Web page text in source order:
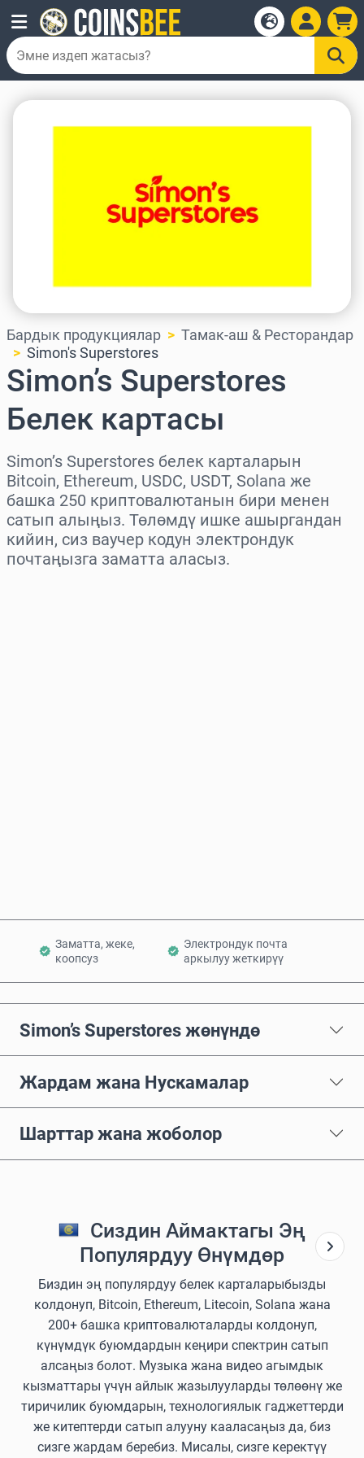
Бардык продукциялар
Тамак-аш & Ресторандар
Simon's Superstores
Simon’s Superstores
Белек картасы
Simon’s Superstores белек карталарын
Bitcoin, Ethereum, USDC, USDT, Solana же
башка 250 криптовалютанын бири менен
сатып алыңыз. Төлөмдү ишке ашыргандан
кийин, сиз ваучер кодун электрондук
почтаңызга заматта аласыз.
Заматта, жеке,
коопсуз
Электрондук почта
аркылуу жеткирүү
Simon’s Superstores жөнүндө
Жардам жана Нускамалар
Шарттар жана жоболор
Сиздин Аймактагы Эң
Популярдуу Өнүмдөр
Биздин эң популярдуу белек карталарыбызды
колдонуп, Bitcoin, Ethereum, Litecoin, Solana жана
200+ башка криптовалюталарды колдонуп,
күнүмдүк буюмдардын кеңири спектрин сатып
алсаңыз болот. Музыка жана видео агымдык
кызматтары үчүн айлык жазылууларды төлөөнү же
тиричилик буюмдарын, технологиялык гаджеттерди
же китептерди сатып алууну кааласаңыз да, биз
сизге жардам беребиз. Мисалы, сизге керектүү